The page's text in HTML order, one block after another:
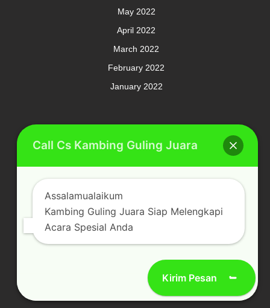
May 2022
April 2022
March 2022
February 2022
January 2022
Meta
Categories
Call Cs Kambing Guling Juara
Assalamualaikum
Kambing Guling Juara Siap Melengkapi
Acara Spesial Anda
Kirim Pesan